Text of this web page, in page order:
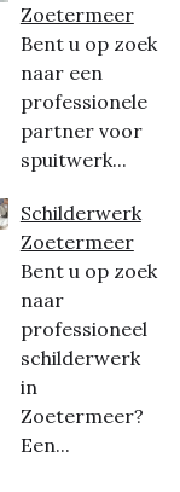
Zoetermeer
Bent u op zoek
naar een
professionele
partner voor
spuitwerk...
Schilderwerk
Zoetermeer
Bent u op zoek
naar
professioneel
schilderwerk
in
Zoetermeer?
Een...